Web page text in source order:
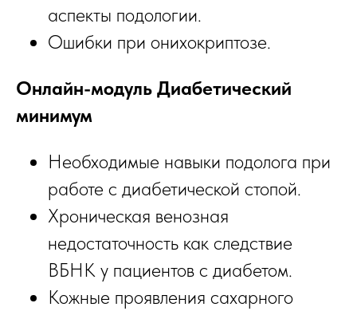
аспекты подологии.
Ошибки при онихокриптозе.
Онлайн-модуль Диабетический
минимум
Необходимые навыки подолога при
работе с диабетической стопой.
Хроническая венозная
недостаточность как следствие
ВБНК у пациентов с диабетом.
Кожные проявления сахарного